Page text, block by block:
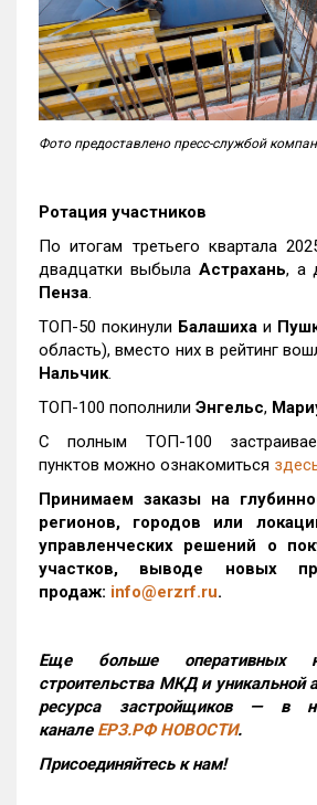
Фото предоставлено пресс-службой
Ротация участников
По итогам третьего квартала
двадцатки выбыла Астрахань, а
Пенза.
ТОП-50 покинули Балашиха и
область), вместо них в рейтинг
Нальчик.
ТОП-100 пополнили Энгельс,
С полным ТОП-100
пунктов можно ознакомиться
Принимаем заказы на
регионов, городов или
управленческих решений о
участков, выводе новых
продаж: info@erzrf.ru.
Еще больше оперативных
строительства МКД и уникальной
ресурса застройщиков — в
канале ЕРЗ.РФ НОВОСТИ.
Присоединяйтесь к нам!